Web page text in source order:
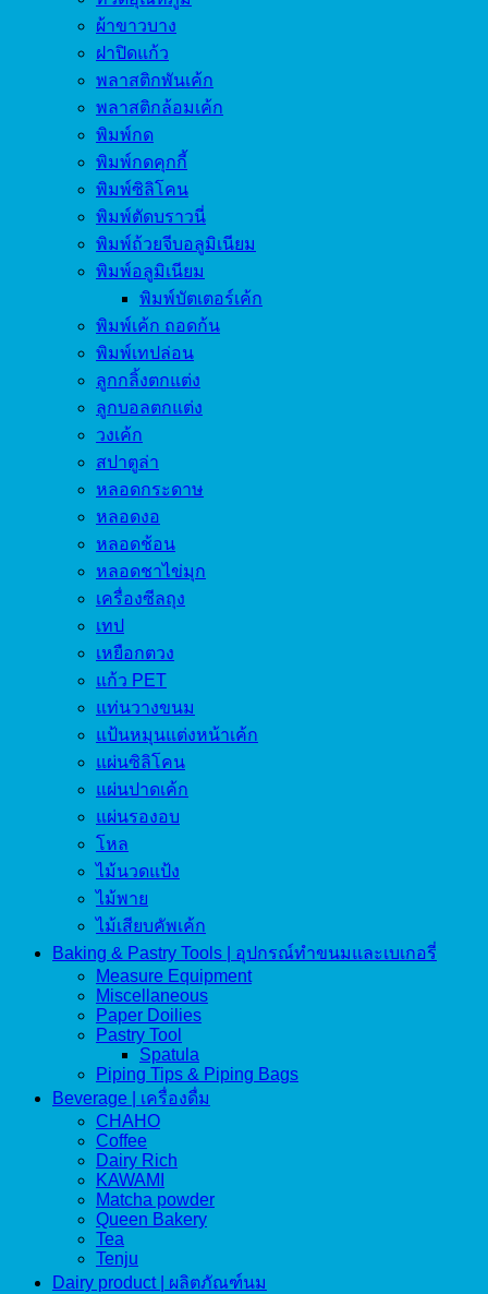
ผ้าขาวบาง
ฝาปิดแก้ว
พลาสติกพันเค้ก
พลาสติกล้อมเค้ก
พิมพ์กด
พิมพ์กดคุกกี้
พิมพ์ซิลิโคน
พิมพ์ตัดบราวนี่
พิมพ์ถ้วยจีบอลูมิเนียม
พิมพ์อลูมิเนียม
พิมพ์บัตเตอร์เค้ก
พิมพ์เค้ก ถอดก้น
พิมพ์เทปล่อน
ลูกกลิ้งตกแต่ง
ลูกบอลตกแต่ง
วงเค้ก
สปาตูล่า
หลอดกระดาษ
หลอดงอ
หลอดช้อน
หลอดชาไข่มุก
เครื่องซีลถุง
เทป
เหยือกตวง
แก้ว PET
แท่นวางขนม
แป้นหมุนแต่งหน้าเค้ก
แผ่นซิลิโคน
แผ่นปาดเค้ก
แผ่นรองอบ
โหล
ไม้นวดแป้ง
ไม้พาย
ไม้เสียบคัพเค้ก
Baking & Pastry Tools | อุปกรณ์ทำขนมและเบเกอรี่
Measure Equipment
Miscellaneous
Paper Doilies
Pastry Tool
Spatula
Piping Tips & Piping Bags
Beverage | เครื่องดื่ม
CHAHO
Coffee
Dairy Rich
KAWAMI
Matcha powder
Queen Bakery
Tea
Tenju
Dairy product | ผลิตภัณฑ์นม